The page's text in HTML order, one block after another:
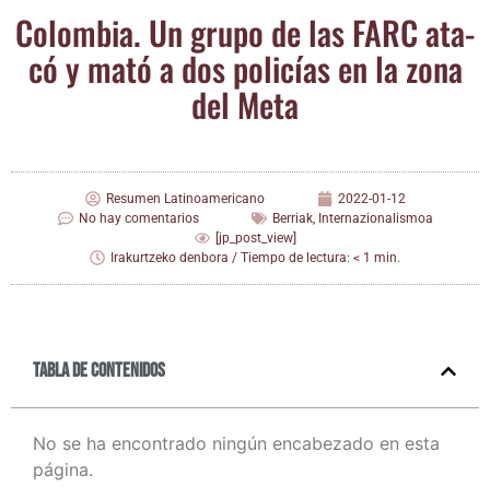
Colom­bia. Un gru­po de las FARC ata­
có y mató a dos poli­cías en la zona
del Meta
Resumen Latinoamericano
2022-01-12
No hay comentarios
Berriak, Internazionalismoa
[jp_post_view]
Irakurtzeko denbora / Tiempo de lectura: < 1 min.
Tabla de contenidos
No se ha encontrado ningún encabezado en esta
página.